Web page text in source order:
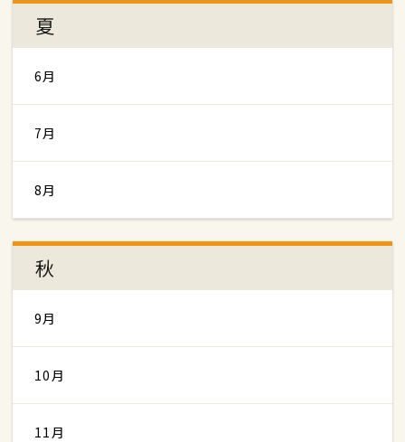
夏
6月
7月
8月
秋
9月
10月
11月